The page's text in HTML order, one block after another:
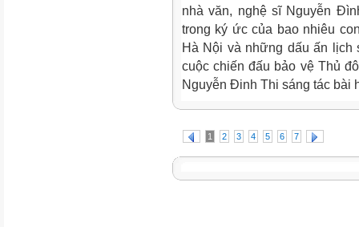
nhà văn, nghệ sĩ Nguyễn
trong ký ức của bao nhiêu
Hà Nội và những dấu ấn
cuộc chiến đấu bảo vệ Thủ
Nguyễn Đinh Thi sáng tác bài
1 2 3 4 5 6 7